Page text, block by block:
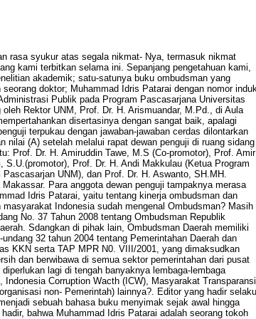
rasa syukur atas segala nikmat- Nya, termasuk nikmat
kami terbitkan selama ini. Sepanjang pengetahuan kami,
akademik; satu-satunya buku ombudsman yang
doktor; Muhammad Idris Patarai dengan nomor induk
Publik pada Program Pascasarjana Universitas
Rektor UNM, Prof. Dr. H. Arismuandar, M.Pd., di Aula
disertasinya dengan sangat baik, apalagi
terpukau dengan jawaban-jawaban cerdas dilontarkan
nilai (A) setelah melalui rapat dewan penguji di ruang sidang
Prof. Dr. H. Amiruddin Tawe, M.S (Co-promotor), Prof. Amir
Prof. Dr. H. Andi Makkulau (Ketua Program
UNM), dan Prof. Dr. H. Aswanto, SH.MH.
Para anggota dewan penguji tampaknya merasa
Idris Patarai, yaitu tentang kinerja ombudsman dan
Indonesia sudah mengenal Ombudsman? Masih
No. 37 Tahun 2008 tentang Ombudsman Republik
Sdangkan di pihak lain, Ombudsman Daerah memiliki
32 tahun 2004 tentang Pemerintahan Daerah dan
KKN serta TAP MPR N0. VIII/2001, yang dimaksudkan
dan berwibawa di semua sektor pemerintahan dari pusat
lagi di tengah banyaknya lembaga-lembaga
Corruption Wacth (ICW), Masyarakat Transparansi
non- Pemerintah) lainnya?. Editor yang hadir selaku
sebuah bahasa buku menyimak sejak awal hingga
bahwa Muhammad Idris Patarai adalah seorang tokoh